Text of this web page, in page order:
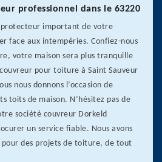
professionnel dans le 63220
important de votre
face aux intempéries. Confiez-nous
votre maison sera plus tranquille
pour toiture à Saint Sauveur
nous donnons l’occasion de
toits de maison. N’hésitez pas de
société couvreur Dorkeld
un service fiable. Nous avons
pour des projets de toiture, de tout